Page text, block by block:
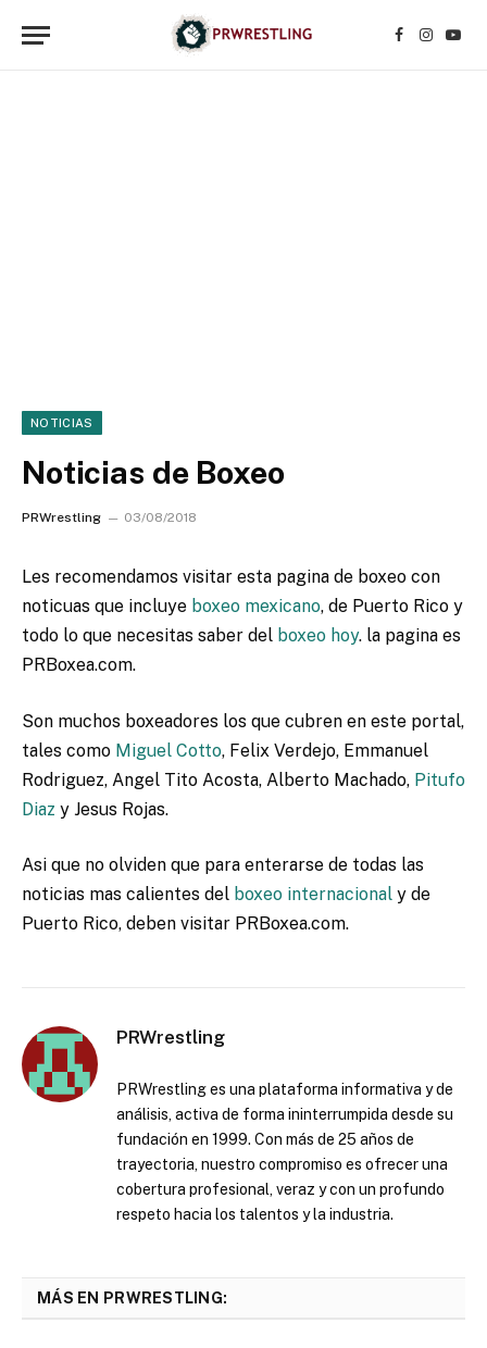
Facebook
NOTICIAS
Noticias de Boxeo
PRWrestling 03/08/2018
Les recomendamos visitar esta pagina de boxeo con
noticuas que incluye boxeo mexicano, de Puerto Rico y
todo lo que necesitas saber del boxeo hoy. la pagina es
PRBoxea.com.
Son muchos boxeadores los que cubren en este portal,
tales como Miguel Cotto, Felix Verdejo, Emmanuel
Rodriguez, Angel Tito Acosta, Alberto Machado, Pitufo
Diaz y Jesus Rojas.
Asi que no olviden que para enterarse de todas las
noticias mas calientes del boxeo internacional y de
Puerto Rico, deben visitar PRBoxea.com.
PRWrestling
PRWrestling es una plataforma informativa y de
análisis, activa de forma ininterrumpida desde su
fundación en 1999. Con más de 25 años de
trayectoria, nuestro compromiso es ofrecer una
cobertura profesional, veraz y con un profundo
respeto hacia los talentos y la industria.
MÁS EN PRWRESTLING: